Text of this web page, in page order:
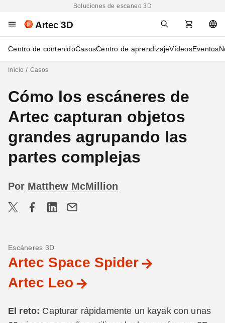
Soluciones de escaneo 3D
Artec 3D
Centro de contenidoCasosCentro de aprendizajeVídeosEventos
Inicio Casos
Cómo los escáneres de
Artec capturan objetos
grandes agrupando las
partes complejas
Por Matthew McMillion
Escáneres 3D
Artec Space Spider
Artec Leo
El reto: Capturar rápidamente un kayak con unas